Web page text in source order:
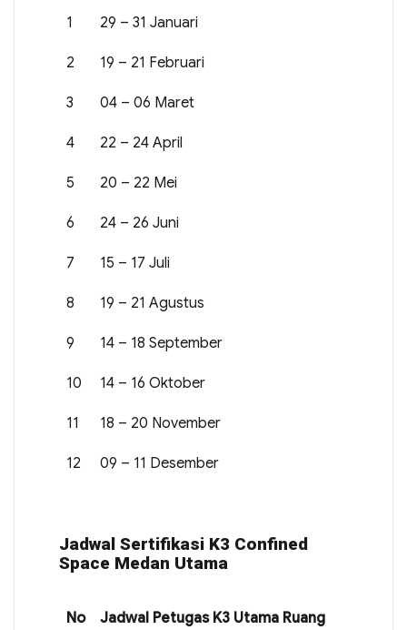
1 29 – 31 Januari
2 19 – 21 Februari
3 04 – 06 Maret
4 22 – 24 April
5 20 – 22 Mei
6 24 – 26 Juni
7 15 – 17 Juli
8 19 – 21 Agustus
9 14 – 18 September
10 14 – 16 Oktober
11 18 – 20 November
12 09 – 11 Desember
Jadwal Sertifikasi K3 Confined
Space Medan Utama
No
Jadwal Petugas K3 Utama Ruang